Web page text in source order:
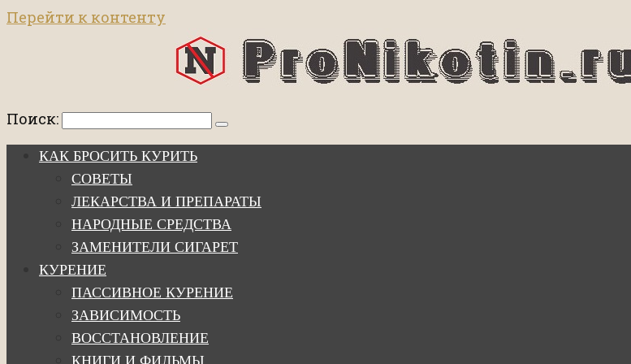
Перейти к контенту
Поиск:
КАК БРОСИТЬ КУРИТЬ
СОВЕТЫ
ЛЕКАРСТВА И ПРЕПАРАТЫ
НАРОДНЫЕ СРЕДСТВА
ЗАМЕНИТЕЛИ СИГАРЕТ
КУРЕНИЕ
ПАССИВНОЕ КУРЕНИЕ
ЗАВИСИМОСТЬ
ВОССТАНОВЛЕНИЕ
КНИГИ И ФИЛЬМЫ